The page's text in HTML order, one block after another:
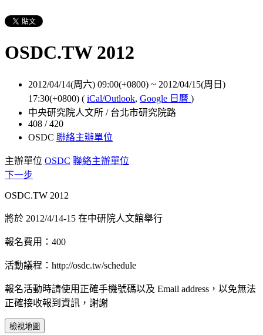
OSDC.TW 2012
2012/04/14(周六) 09:00(+0800) ~ 2012/04/15(周日)
17:30(+0800) ( iCal/Outlook, Google 日曆 )
中央研究院人文所 / 台北市研究院路
408 / 420
OSDC 聯絡主辦單位
主辦單位 OSDC 聯絡主辦單位
下一步
OSDC.TW 2012
將於 2012/4/14-15 在中研院人文館舉行
報名費用：400
活動議程：http://osdc.tw/schedule
報名活動時請使用正確手機號碼以及 Email address，以免無法
正確接收報到資訊，謝謝
檢視地圖